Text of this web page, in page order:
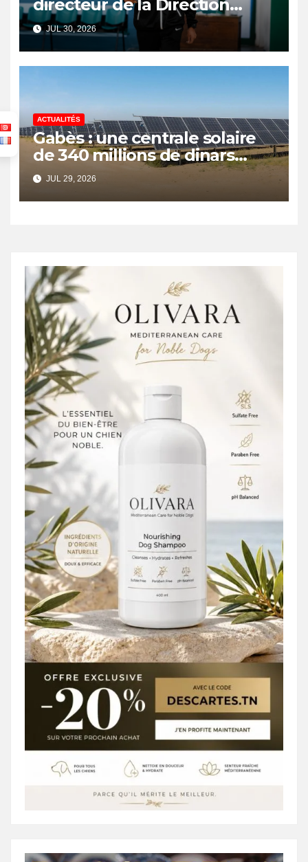
directeur de la Direction
Nationale de l’Arbitrage
JUL 30, 2026
ACTUALITÉS
Gabès : une centrale solaire
de 340 millions de dinars
pour renforcer la transition
énergétique et créer 400
emplois
JUL 29, 2026